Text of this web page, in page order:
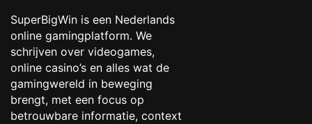
SuperBigWin is een Nederlands
online gamingplatform. We
schrijven over videogames,
online casino’s en alles wat de
gamingwereld in beweging
brengt, met een focus op
betrouwbare informatie, context